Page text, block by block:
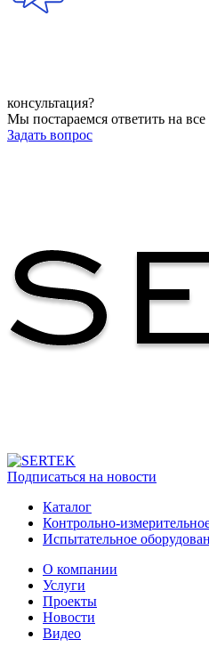
консультация?
Мы постараемся ответить на
Задать вопрос
Подписаться на новости
Каталог
Контрольно-
Испытательное
О компании
Услуги
Проекты
Новости
Видео